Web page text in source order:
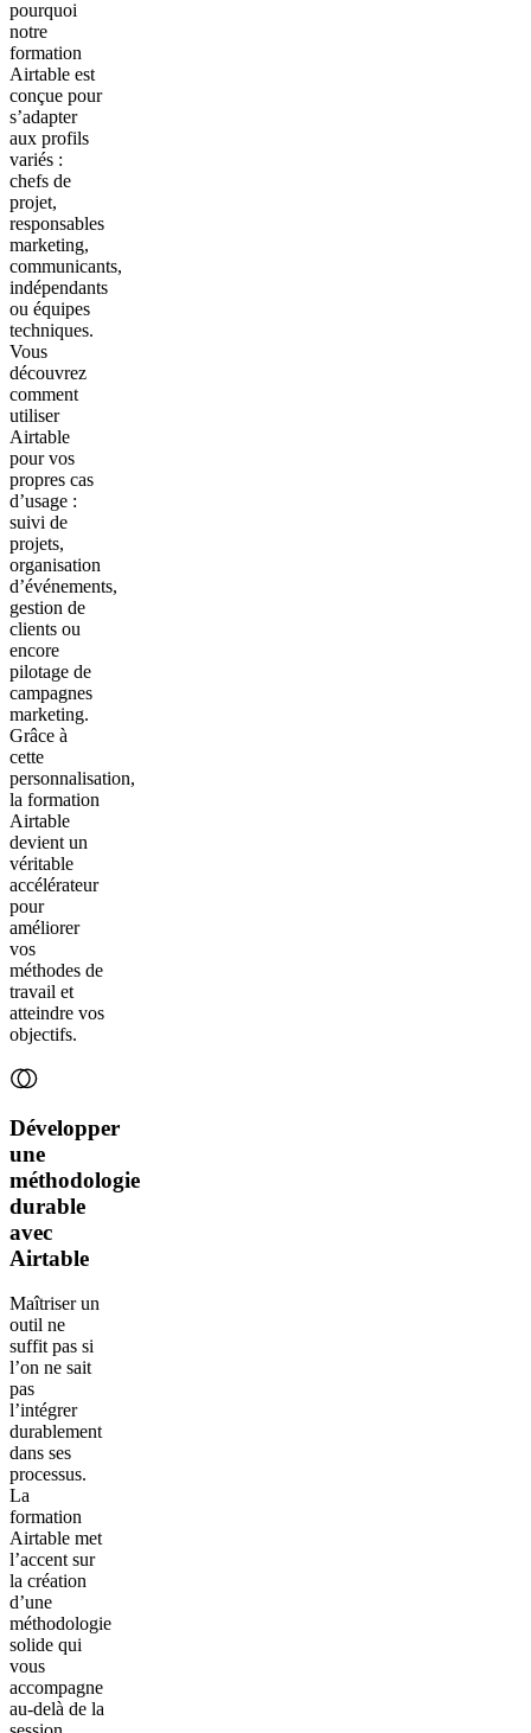
pourquoi
notre
formation
Airtable est
conçue pour
s’adapter
aux profils
variés :
chefs de
projet,
responsables
marketing,
communicants,
indépendants
ou équipes
techniques.
Vous
découvrez
comment
utiliser
Airtable
pour vos
propres cas
d’usage :
suivi de
projets,
organisation
d’événements,
gestion de
clients ou
encore
pilotage de
campagnes
marketing.
Grâce à
cette
personnalisation,
la formation
Airtable
devient un
véritable
accélérateur
pour
améliorer
vos
méthodes de
travail et
atteindre vos
objectifs.
Développer
une
méthodologie
durable
avec
Airtable
Maîtriser un
outil ne
suffit pas si
l’on ne sait
pas
l’intégrer
durablement
dans ses
processus.
La
formation
Airtable met
l’accent sur
la création
d’une
méthodologie
solide qui
vous
accompagne
au-delà de la